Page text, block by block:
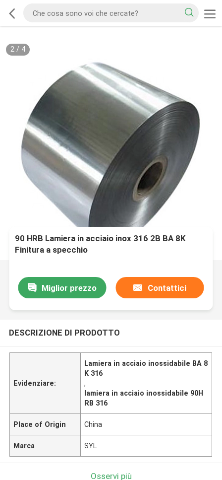
2/ 4
90 HRB Lamiera in acciaio inox 316 2B BA 8K
Finitura a specchio
Miglior prezzo Contattici
DESCRIZIONE DI PRODOTTO
Evidenziare:
Lamiera in acciaio inossidabile BA 8
K 316
,
lamiera in acciaio inossidabile 90H
RB 316
Place of Origin China
Marca SYL
Osservi più